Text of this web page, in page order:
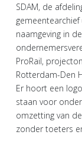
SDAM, de
naamgeving in
ProRail,
Rotterdam-Den
Er hoort een
staan voor
omzetting van
zonder toeters